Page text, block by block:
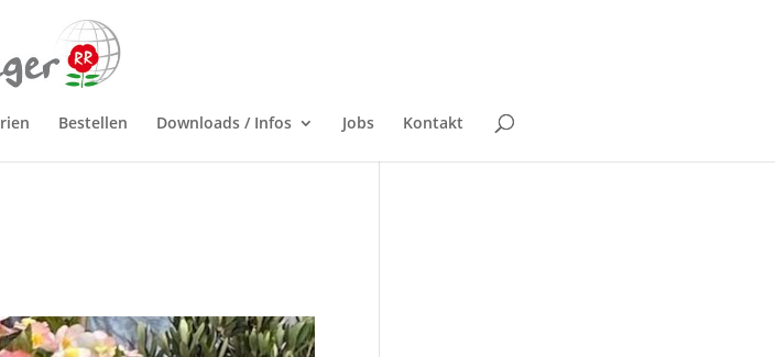
Bestellen Downloads / Infos Jobs Kontakt